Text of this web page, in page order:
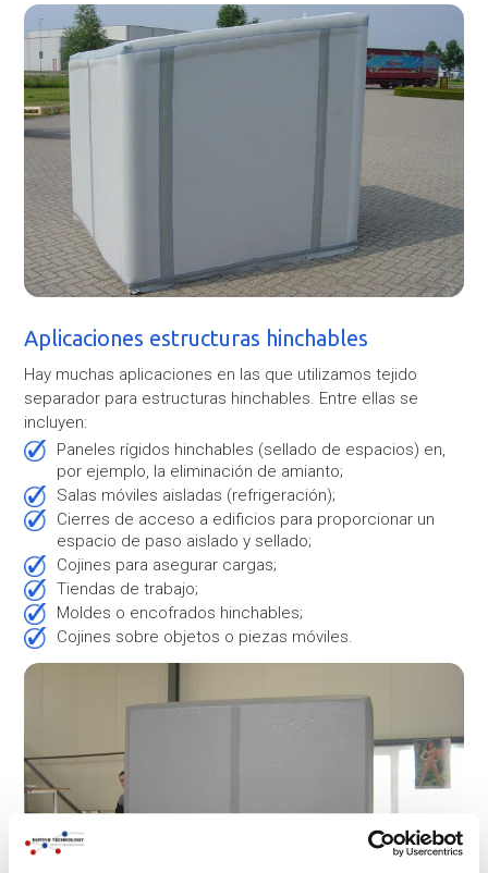
Aplicaciones estructuras hinchables
Hay muchas aplicaciones en las que utilizamos tejido
separador para estructuras hinchables. Entre ellas se
incluyen:
Paneles rígidos hinchables (sellado de espacios) en,
por ejemplo, la eliminación de amianto;
Salas móviles aisladas (refrigeración);
Cierres de acceso a edificios para proporcionar un
espacio de paso aislado y sellado;
Cojines para asegurar cargas;
Tiendas de trabajo;
Moldes o encofrados hinchables;
Cojines sobre objetos o piezas móviles.